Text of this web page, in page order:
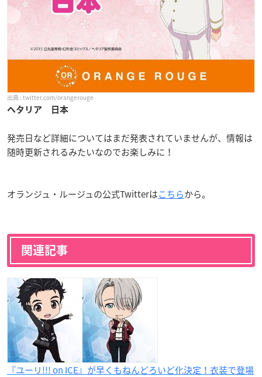
twitter.com/orangerouge
ヘタリア 日本
発売日など詳細についてはまだ発表されていませんが、情報は
随時更新されるみたいなのでお楽しみに！
オランジュ・ルージュの公式Twitterはこちらから。
関連記事
『ユーリ!!! on ICE』が早くもねんどろいど化決定！衣装で登場